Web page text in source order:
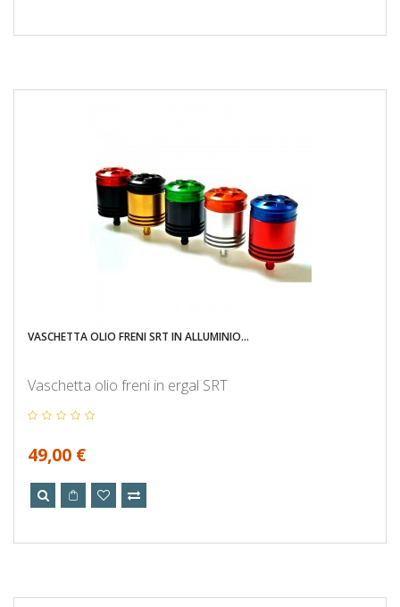
VASCHETTA OLIO FRENI SRT IN ALLUMINIO...
Vaschetta olio freni in ergal SRT
49,00 €